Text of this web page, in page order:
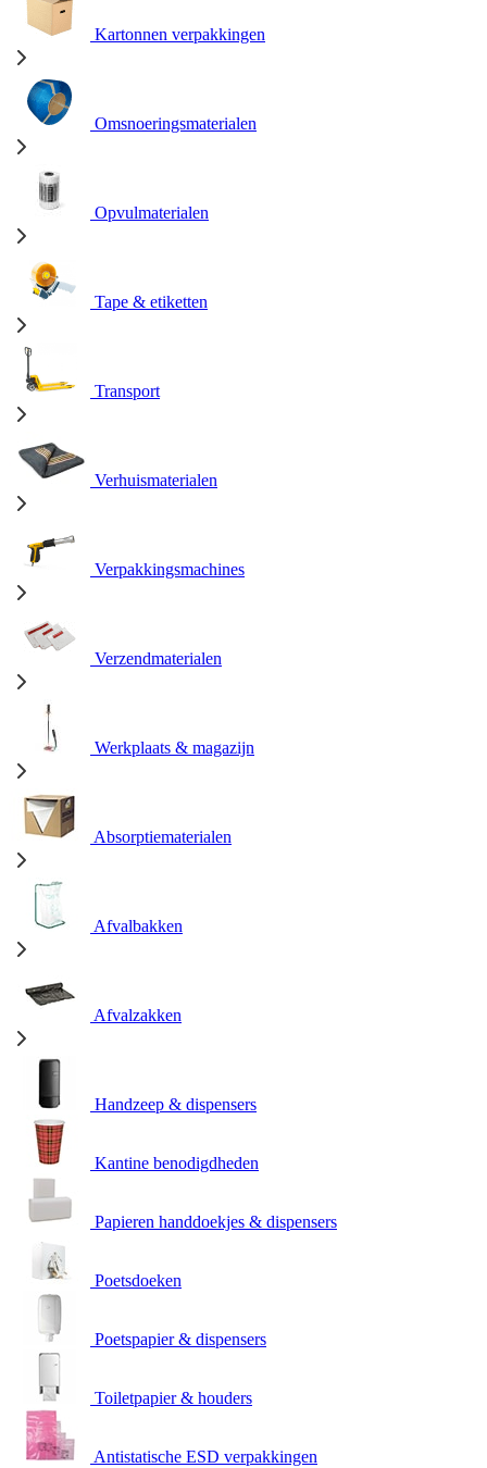
Kartonnen verpakkingen
Omsnoeringsmaterialen
Opvulmaterialen
Tape & etiketten
Transport
Verhuismaterialen
Verpakkingsmachines
Verzendmaterialen
Werkplaats & magazijn
Absorptiematerialen
Afvalbakken
Afvalzakken
Handzeep & dispensers
Kantine benodigdheden
Papieren handdoekjes & dispensers
Poetsdoeken
Poetspapier & dispensers
Toiletpapier & houders
Antistatische ESD verpakkingen